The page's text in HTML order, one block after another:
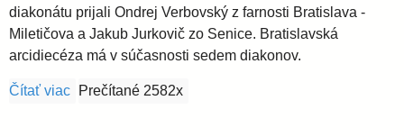
á
a
diakonátu prijali Ondrej Verbovský z farnosti Bratislava -
Miletičova a Jakub Jurkovič zo Senice. Bratislavská
arcidiecéza má v súčasnosti sedem diakonov.
Čítať viac o Bratislavská arcidiecéza má dvoch nových
Prečítané 2582x